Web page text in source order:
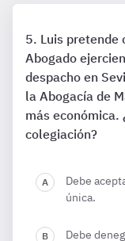
Luis pretende
Abogado
despacho en
la Abogacía de
más económica.
colegiación?
Debe
única.
Debe